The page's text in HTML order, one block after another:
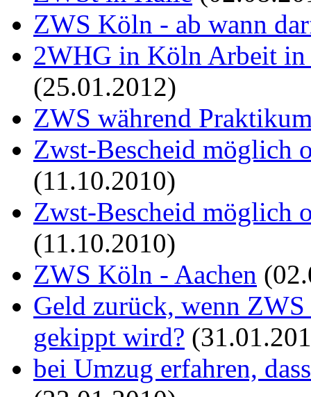
ZWS Köln - ab wann
2WHG in Köln Arbeit in
(25.01.2012)
ZWS während
Zwst-Bescheid möglich
(11.10.2010)
Zwst-Bescheid möglich
(11.10.2010)
ZWS Köln - Aachen
Geld zurück, wenn
gekippt wird?
bei Umzug erfahren,